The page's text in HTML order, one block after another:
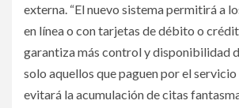
externa. “El nuevo sistema permitirá a
en línea o con tarjetas de débito o
garantiza más control y disponibilidad
solo aquellos que paguen por el
evitará la acumulación de citas